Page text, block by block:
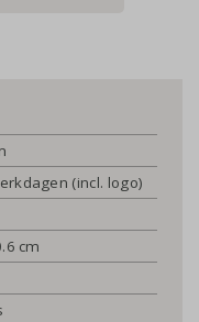
(incl. logo)
cm